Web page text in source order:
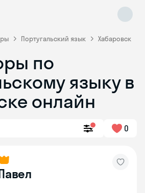
Португальский язык Хабаровск
по
языку в
онлайн
0